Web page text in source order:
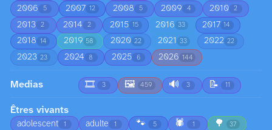
2006 5 2007 12 2008 5 2009 4 2010 2
2013 2 2014 2 2015 15 2016 33 2017 14
2018 14 2019 58 2020 22 2021 33 2022 22
2023 23 2024 8 2025 6 2026 144
Medias 🎞️ 3 🖼️ 459 🔊 3 📝 11
Êtres vivants
adolescent 1 adulte 1 🐾 5 🕷️ 1 🌳 37